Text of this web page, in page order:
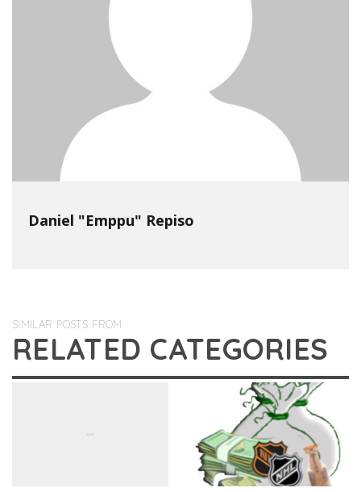
Daniel "Emppu" Repiso
SIMILAR POSTS FROM
RELATED CATEGORIES